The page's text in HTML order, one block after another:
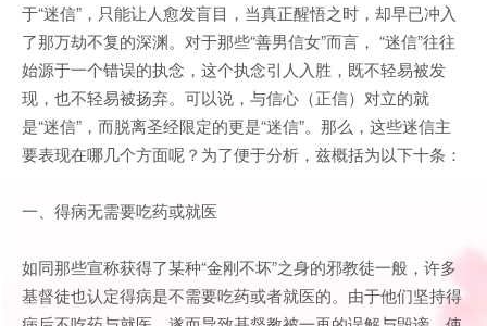
于“迷信”，只能让人愈发盲目，当真正醒悟之时，却早已冲入
了那万劫不复的深渊。对于那些“善男信女”而言， “迷信”往往
始源于一个错误的执念，这个执念引人入胜，既不轻易被发
现，也不轻易被扬弃。可以说，与信心（正信）对立的就
是“迷信”，而脱离圣经限定的更是“迷信”。那么，这些迷信主
要表现在哪几个方面呢？为了便于分析，兹概括为以下十条：
一、得病无需要吃药或就医
如同那些宣称获得了某种“金刚不坏”之身的邪教徒一般，许多
基督徒也认定得病是不需要吃药或者就医的。由于他们坚持得